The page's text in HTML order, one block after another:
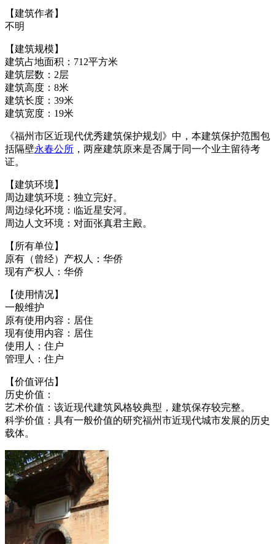
【建筑作者】
不明
【建筑规模】
建筑占地面积：712平方米
建筑层数：2层
建筑高度：8米
建筑长度：39米
建筑宽度：19米
《福州市区近现代优秀建筑保护规划》中，本建筑保护范围包
括隔壁永春公所 ，两座建筑原来是否属于同一个业主留待考
证。
【建筑环境】
周边建筑环境：独立完好。
周边绿化环境：临近星安河。
周边人文环境：对面张真君主殿。
【所有单位】
原有（曾经）产权人：华侨
现有产权人：华侨
【使用情况】
一般维护
原有使用内容：居住
现有使用内容：居住
使用人：住户
管理人：住户
【价值评估】
历史价值：
艺术价值：该近现代建筑风格较典型，建筑保存较完整。
科学价值：具有一般价值的研究福州市近现代城市发展的历史
载体。